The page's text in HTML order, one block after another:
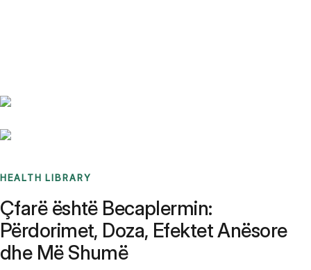
HEALTH LIBRARY
Çfarë është Becaplermin:
Përdorimet, Doza, Efektet Anësore
dhe Më Shumë